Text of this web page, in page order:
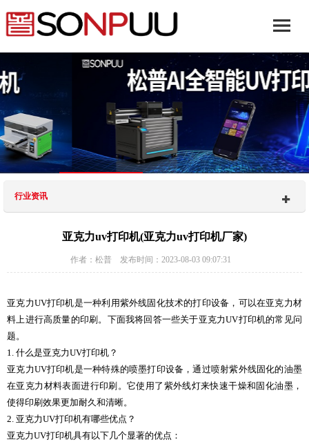
行业资讯
亚克力uv打印机(亚克力uv打印机厂家)
作者：松普 发布时间：2023-08-03 09:07:31
亚克力UV打印机是一种利用紫外线固化技术的打印设备，可以在亚克力材
料上进行高质量的印刷。下面我将回答一些关于亚克力UV打印机的常见问
题。
1. 什么是亚克力UV打印机？
亚克力UV打印机是一种特殊的喷墨打印设备，通过喷射紫外线固化的油墨
在亚克力材料表面进行印刷。它使用了紫外线灯来快速干燥和固化油墨，
使得印刷效果更加耐久和清晰。
2. 亚克力UV打印机有哪些优点？
亚克力UV打印机具有以下几个显著的优点：